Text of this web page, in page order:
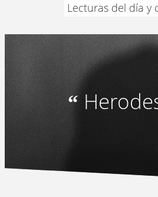
Lecturas del día y
“